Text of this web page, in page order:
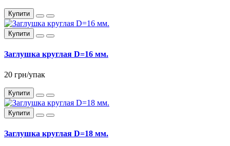
Купити
Купити
Заглушка круглая D=16 мм.
20 грн/упак
Купити
Купити
Заглушка круглая D=18 мм.